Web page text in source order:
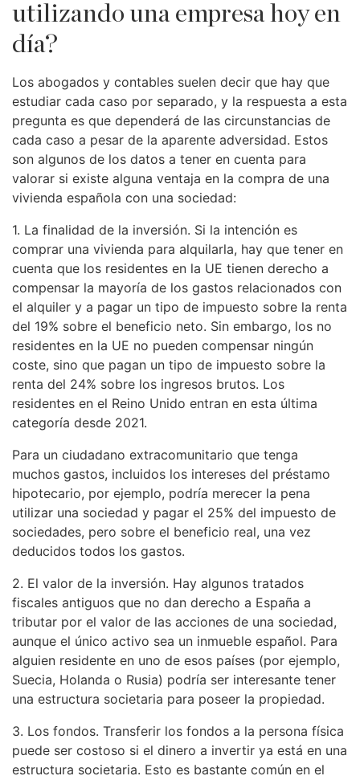
utilizando una empresa hoy en
día?
Los abogados y contables suelen decir que hay que
estudiar cada caso por separado, y la respuesta a esta
pregunta es que dependerá de las circunstancias de
cada caso a pesar de la aparente adversidad. Estos
son algunos de los datos a tener en cuenta para
valorar si existe alguna ventaja en la compra de una
vivienda española con una sociedad:
1. La finalidad de la inversión. Si la intención es
comprar una vivienda para alquilarla, hay que tener en
cuenta que los residentes en la UE tienen derecho a
compensar la mayoría de los gastos relacionados con
el alquiler y a pagar un tipo de impuesto sobre la renta
del 19% sobre el beneficio neto. Sin embargo, los no
residentes en la UE no pueden compensar ningún
coste, sino que pagan un tipo de impuesto sobre la
renta del 24% sobre los ingresos brutos. Los
residentes en el Reino Unido entran en esta última
categoría desde 2021.
Para un ciudadano extracomunitario que tenga
muchos gastos, incluidos los intereses del préstamo
hipotecario, por ejemplo, podría merecer la pena
utilizar una sociedad y pagar el 25% del impuesto de
sociedades, pero sobre el beneficio real, una vez
deducidos todos los gastos.
2. El valor de la inversión. Hay algunos tratados
fiscales antiguos que no dan derecho a España a
tributar por el valor de las acciones de una sociedad,
aunque el único activo sea un inmueble español. Para
alguien residente en uno de esos países (por ejemplo,
Suecia, Holanda o Rusia) podría ser interesante tener
una estructura societaria para poseer la propiedad.
3. Los fondos. Transferir los fondos a la persona física
puede ser costoso si el dinero a invertir ya está en una
estructura societaria. Esto es bastante común en el